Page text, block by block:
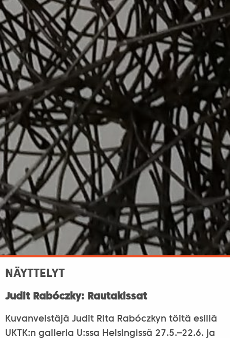
NÄYTTELYT
Judit Rabóczky: Rautakissat
Kuvanveistäjä Judit Rita Rabóczkyn töitä esillä
UKTK:n galleria U:ssa Helsingissä 27.5.–22.6. ja